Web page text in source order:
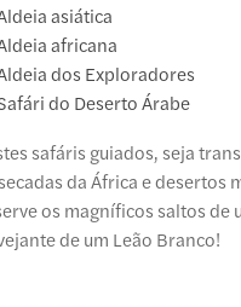
asiática
africana
dos Exploradores
do Deserto Árabe
safáris guiados, seja
da África e desertos
os magníficos saltos de
de um Leão Branco!